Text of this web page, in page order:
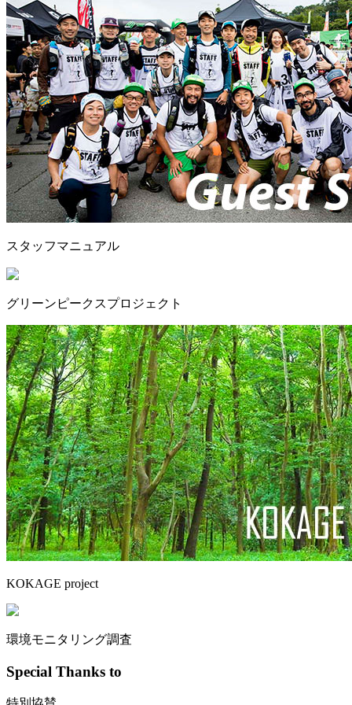
スタッフマニュアル
グリーンピークスプロジェクト
KOKAGE project
環境モニタリング調査
Special Thanks to